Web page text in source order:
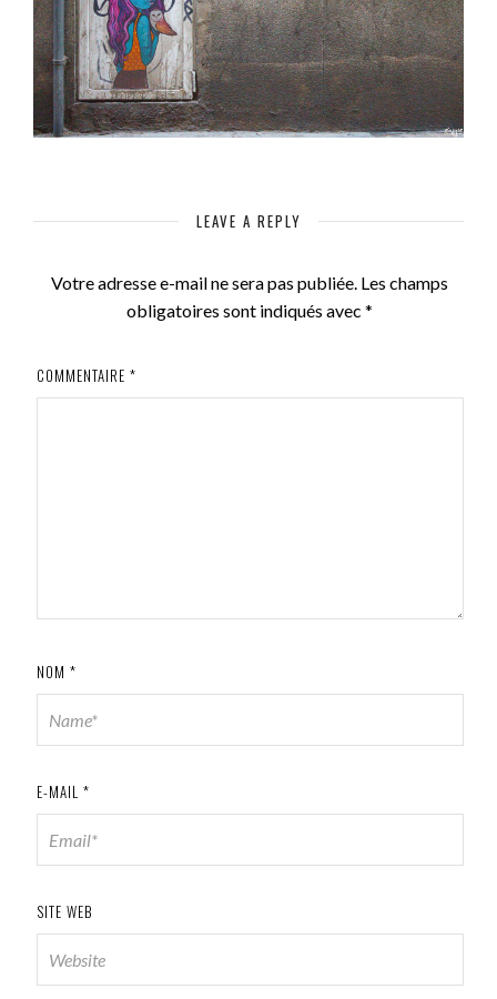
LEAVE A REPLY
Votre adresse e-mail ne sera pas publiée. Les champs
obligatoires sont indiqués avec*
COMMENTAIRE *
NOM *
E-MAIL *
SITE WEB